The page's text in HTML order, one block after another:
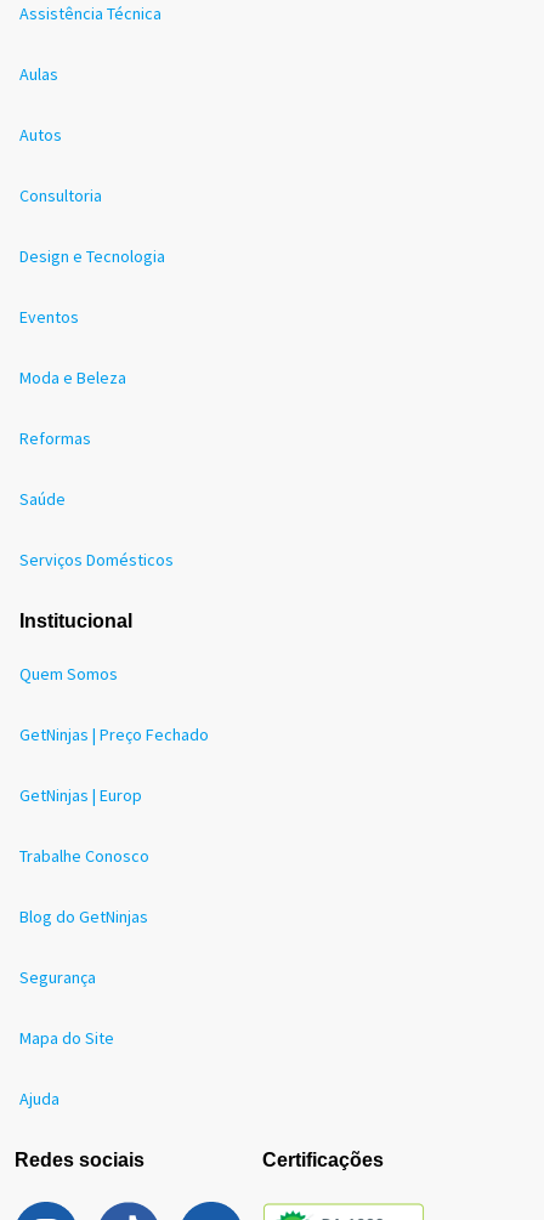
Assistência Técnica
Aulas
Autos
Consultoria
Design e Tecnologia
Eventos
Moda e Beleza
Reformas
Saúde
Serviços Domésticos
Institucional
Quem Somos
GetNinjas | Preço Fechado
GetNinjas | Europ
Trabalhe Conosco
Blog do GetNinjas
Segurança
Mapa do Site
Ajuda
Redes sociais Certificações